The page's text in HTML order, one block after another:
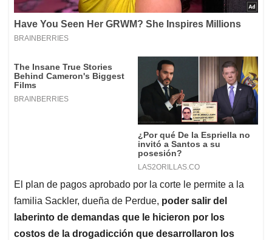
El plan de pagos aprobado por la corte le permite a la
familia Sackler, dueña de Perdue, poder salir del
laberinto de demandas que le hicieron por los
costos de la drogadicción que desarrollaron los